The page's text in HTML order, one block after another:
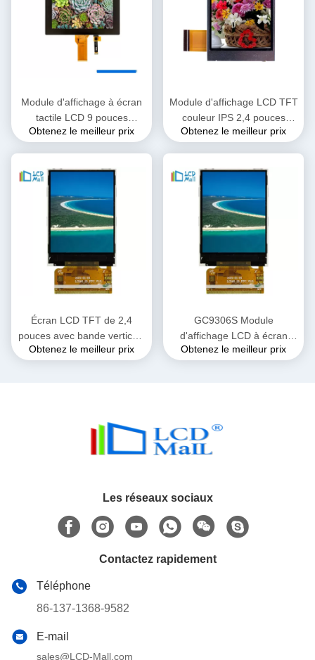
Module d'affichage à écran
tactile LCD 9 pouces
Panneau LCD 1280*240 40
Obtenez le meilleur prix
Module d'affichage LCD TFT
couleur IPS 2,4 pouces
Toutes les directions de
Obtenez le meilleur prix
Écran LCD TFT de 2,4
pouces avec bande verticale
RGB ST7789V
Obtenez le meilleur prix
GC9306S Module
d'affichage LCD à écran
tactile de 2,4 pouces QVGA
Obtenez le meilleur prix
Les réseaux sociaux
Contactez rapidement
Téléphone
86-137-1368-9582
E-mail
sales@LCD-Mall.com